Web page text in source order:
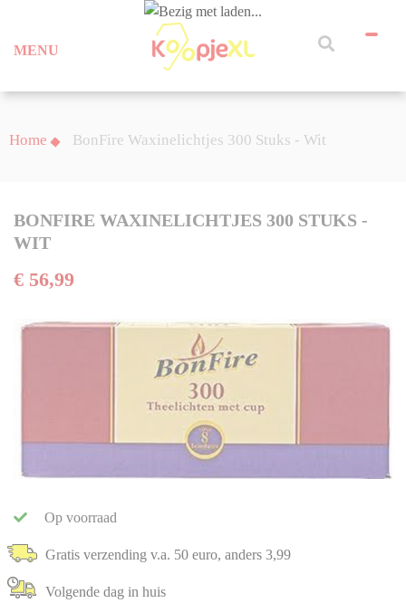
MENU
Home BonFire Waxinelichtjes 300 Stuks - Wit
BONFIRE WAXINELICHTJES 300 STUKS -
WIT
€ 56,99
Op voorraad
Gratis verzending v.a. 50 euro, anders 3,99
Volgende dag in huis